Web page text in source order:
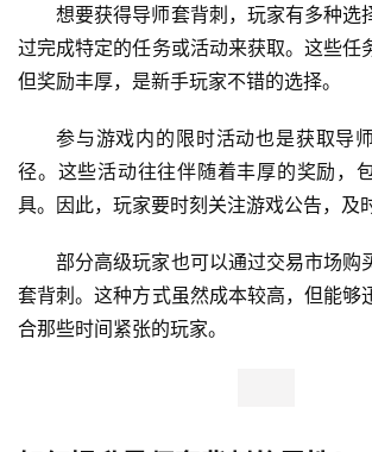
想要获得导师套背刺，玩家有多种选
过完成特定的任务或活动来获取。这些任
但奖励丰厚，是新手玩家不错的选择。
参与游戏内的限时活动也是获取导
径。这些活动往往伴随着丰厚的奖励，
具。因此，玩家要时刻关注游戏公告，及
部分高级玩家也可以通过交易市场购
套背刺。这种方式虽然成本较高，但能够
合那些时间紧张的玩家。